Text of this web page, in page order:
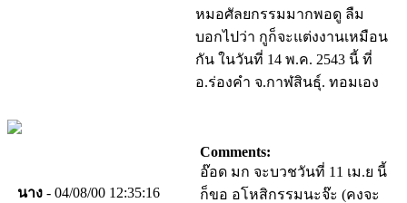
หมอศัลยกรรมมากพอดู ลืม
บอกไปว่า กูก็จะแต่งงานเหมือน
กัน ในวันที่ 14 พ.ค. 2543 นี้ ที่
อ.ร่องคำ จ.กาฬสินธุ์. ทอมเอง
นาง - 04/08/00 12:35:16
Comments:
อ๊อด มก จะบวชวันที่ 11 เม.ย นี้
ก็ขอ อโหสิกรรมนะจ๊ะ (คงจะ